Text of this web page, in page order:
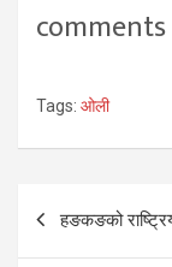
comments
Tags: ओली
Post
navigation
हङकङको